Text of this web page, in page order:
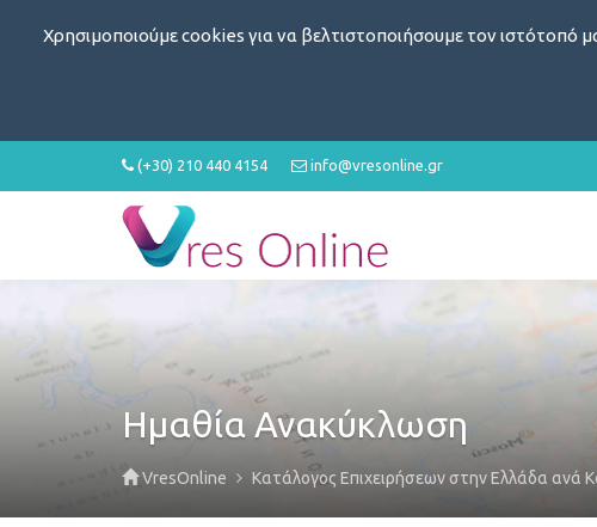
Χρησιμοποιούμε cookies για να βελτιστοποιήσουμε τον ιστότοπό
(+30) 210 440 4154 info@vresonline.gr
Ημαθία Ανακύκλωση
VresOnline Κατάλογος Επιχειρήσεων στην Ελλάδα ανά